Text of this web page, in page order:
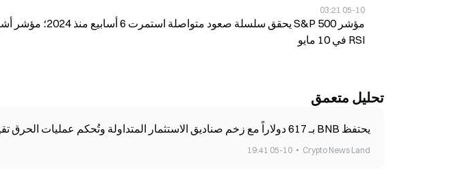
05-10 03:21
RSI في 10 مايو
تحليل متعمق
يحتفظ BNB بـ 617 دولاراً مع زخم صناديق الاستثمار المتداولة وتُحكم عمليات الحرق تقييد المعروض
Crypto News Land
05-10 19:41